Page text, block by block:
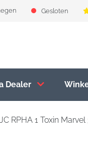
Gesloten
Dealer
RPHA 1 Toxin Marvel